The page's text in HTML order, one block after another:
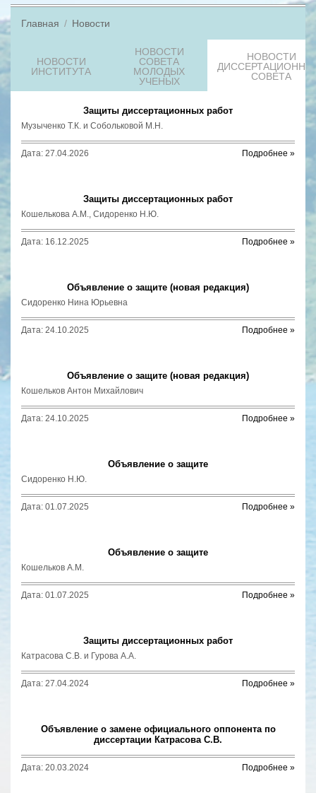
Главная Новости
НОВОСТИ
ИНСТИТУТА
НОВОСТИ
СОВЕТА
МОЛОДЫХ
УЧЕНЫХ
НОВОСТИ
СОВЕТА
Защиты диссертационных работ
Музыченко Т.К. и Собольковой М.Н.
Дата: 27.04.2026 Подробнее »
Защиты диссертационных работ
Кошелькова А.М., Сидоренко Н.Ю.
Дата: 16.12.2025 Подробнее »
Объявление о защите (новая редакция)
Сидоренко Нина Юрьевна
Дата: 24.10.2025 Подробнее »
Объявление о защите (новая редакция)
Кошельков Антон Михайлович
Дата: 24.10.2025 Подробнее »
Объявление о защите
Сидоренко Н.Ю.
Дата: 01.07.2025 Подробнее »
Объявление о защите
Кошельков А.М.
Дата: 01.07.2025 Подробнее »
Защиты диссертационных работ
Катрасова С.В. и Гурова А.А.
Дата: 27.04.2024 Подробнее »
Объявление о замене официального оппонента по
диссертации Катрасова С.В.
Дата: 20.03.2024 Подробнее »